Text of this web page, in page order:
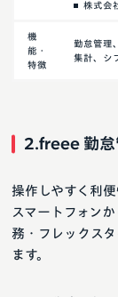
株式会
機
能・
特徴
勤怠管理
集計、シ
2.freee 勤
操作しやすく利
スマートフォン
務・フレックス
ます。